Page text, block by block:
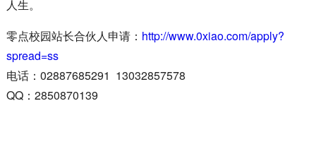
人生。
零点校园站长合伙人申请： http://www.0xiao.com/apply?
spread=ss
电话：02887685291 13032857578
QQ：2850870139